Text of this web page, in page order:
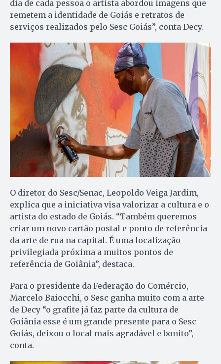
dia de cada pessoa o artista abordou imagens que
remetem a identidade de Goiás e retratos de
serviços realizados pelo Sesc Goiás”, conta Decy.
O diretor do Sesc/Senac, Leopoldo Veiga Jardim,
explica que a iniciativa visa valorizar a cultura e o
artista do estado de Goiás. “Também queremos
criar um novo cartão postal e ponto de referência
da arte de rua na capital. É uma localização
privilegiada próxima a muitos pontos de
referência de Goiânia”, destaca.
Para o presidente da Federação do Comércio,
Marcelo Baiocchi, o Sesc ganha muito com a arte
de Decy “o grafite já faz parte da cultura de
Goiânia esse é um grande presente para o Sesc
Goiás, deixou o local mais agradável e bonito”,
conta.